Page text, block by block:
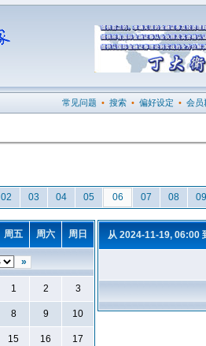
常见问题 • 搜索 • 偏好设定 • 会员
02 03 04 05 06 07 08 09
周五 周六 周日
»
1 2 3
8 9 10
15 16 17
从 2024-11-19, 06:00